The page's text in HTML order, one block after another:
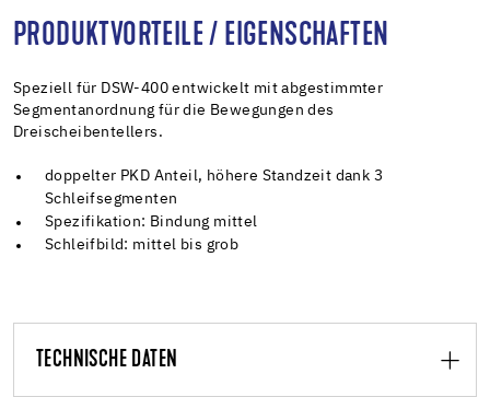
PRODUKTVORTEILE / EIGENSCHAFTEN
Speziell für DSW-400 entwickelt mit abgestimmter
Segmentanordnung für die Bewegungen des
Dreischeibentellers.
doppelter PKD Anteil, höhere Standzeit dank 3
Schleifsegmenten
Spezifikation: Bindung mittel
Schleifbild: mittel bis grob
TECHNISCHE DATEN